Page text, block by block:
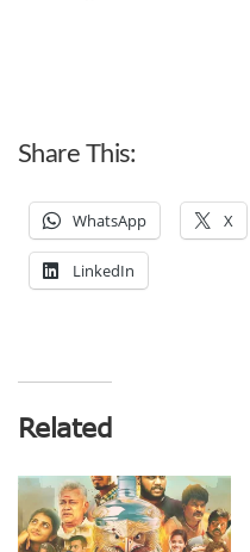
Share This:
WhatsApp X
LinkedIn
Related